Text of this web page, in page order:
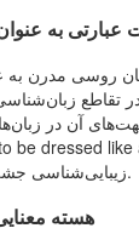
عبارتی به
روسی مدرن به
تقاطع
در زبان‌های
زیبایی‌شناسی جشن‌ها مربوط هستند.
هسته